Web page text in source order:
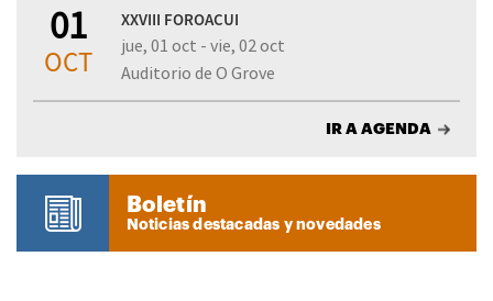
01
OCT
XXVIII FOROACUI
jue, 01 oct - vie, 02 oct
Auditorio de O Grove
IR A AGENDA
Boletín
Noticias destacadas y novedades